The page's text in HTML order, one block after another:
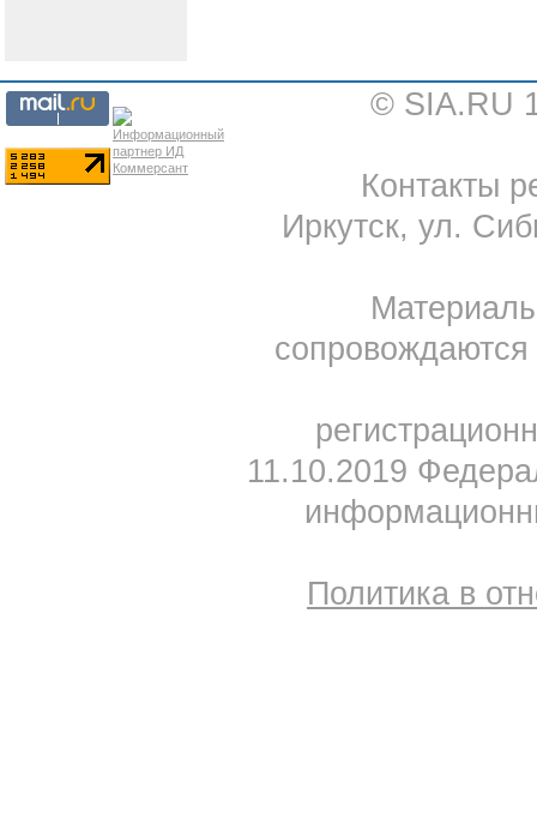
© SIA.RU
Контакты
Иркутск, ул.
11.10.2019
Политика в